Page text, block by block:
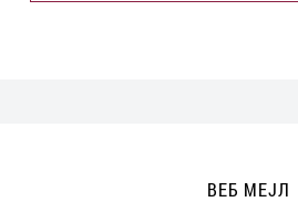
ВЕБ МЕЈЛ